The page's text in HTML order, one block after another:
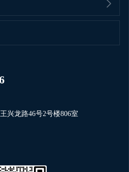
兴龙路46号2号楼806室